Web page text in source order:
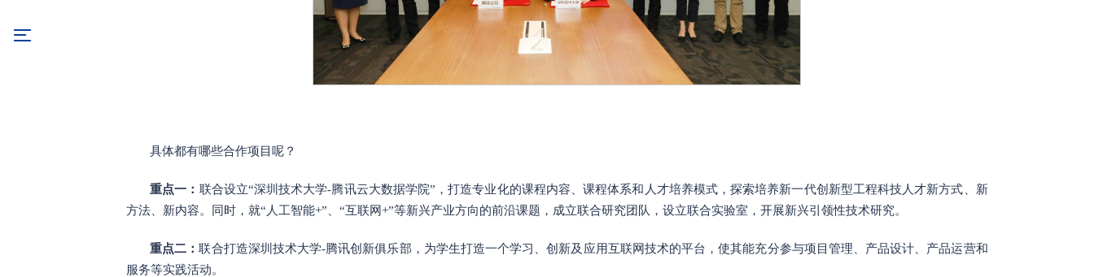
具体都有哪些合作项目呢？
重点一： 联合设立“深圳技术大学-腾讯云大数据学院”，打造专业化的课程内容、课程体系和人才培养模式，探索培养新一代创新型工程科技人才新方式、新
方法、新内容。同时，就“人工智能+”、“互联网+”等新兴产业方向的前沿课题，成立联合研究团队，设立联合实验室，开展新兴引领性技术研究。
重点二：联合打造深圳技术大学-腾讯创新俱乐部，为学生打造一个学习、创新及应用互联网技术的平台，使其能充分参与项目管理、产品设计、产品运营和
服务等实践活动。